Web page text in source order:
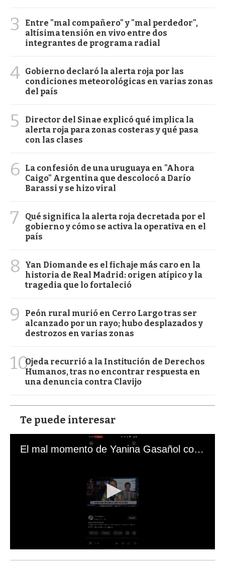
3
Entre "mal compañero" y "mal perdedor",
altísima tensión en vivo entre dos
integrantes de programa radial
4 Gobierno declaró la alerta roja por las
condiciones meteorológicas en varias zonas
del país
5
Director del Sinae explicó qué implica la
alerta roja para zonas costeras y qué pasa
con las clases
6
La confesión de una uruguaya en "Ahora
Caigo" Argentina que descolocó a Darío
Barassi y se hizo viral
7
Qué significa la alerta roja decretada por el
gobierno y cómo se activa la operativa en el
país
8
Yan Diomande es el fichaje más caro en la
historia de Real Madrid: origen atípico y la
tragedia que lo fortaleció
9
Peón rural murió en Cerro Largo tras ser
alcanzado por un rayo; hubo desplazados y
destrozos en varias zonas
10Ojeda recurrió a la Institución de Derechos
Humanos, tras no encontrar respuesta en
una denuncia contra Clavijo
Te puede interesar
El mal momento de Yanina Gasañol con un hincha argentino en "Subrayado"
s